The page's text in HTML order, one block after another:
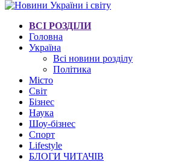
ВСІ РОЗДІЛИ
Головна
Україна
Всі новини розділу
Політика
Місто
Світ
Бізнес
Наука
Шоу-бізнес
Спорт
Lifestyle
БЛОГИ ЧИТАЧІВ